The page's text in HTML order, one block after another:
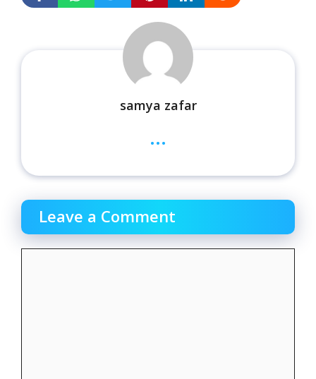
samya zafar
...
Leave a Comment